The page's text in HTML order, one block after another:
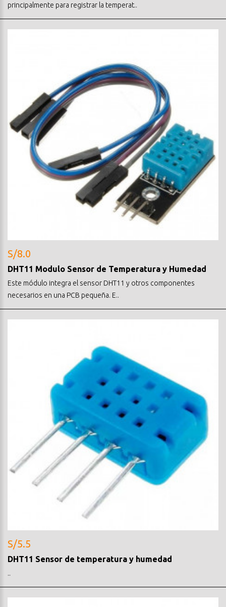
principalmente para registrar la temperat..
S/8.0
DHT11 Modulo Sensor de Temperatura y Humedad
Este módulo integra el sensor DHT11 y otros componentes
necesarios en una PCB pequeña. E..
S/5.5
DHT11 Sensor de temperatura y humedad
..